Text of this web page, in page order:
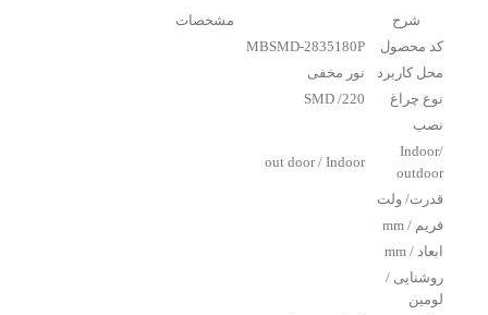
شرح
مشخصات
کد محصول
MBSMD-2835180P
محل کاربرد
نور مخفی
نوع چراغ
SMD /220
نصب
Indoor/
outdoor
out door / Indoor
قدرت/ ولت
فریم / mm
ابعاد / mm
روشنایی /
لومین